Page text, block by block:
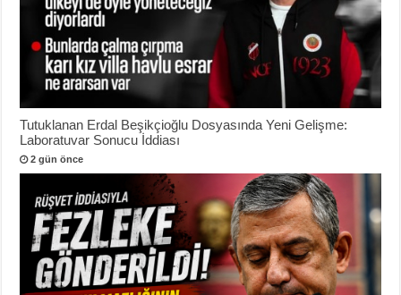
Tutuklanan Erdal Beşikçioğlu Dosyasında Yeni Gelişme:
Laboratuvar Sonucu İddiası
2 gün önce